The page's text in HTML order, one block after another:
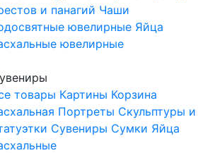
и панагий Чаши
ювелирные Яйца
ювелирные
товары Картины Корзина
Портреты Скульптуры и
Сувениры Сумки Яйца